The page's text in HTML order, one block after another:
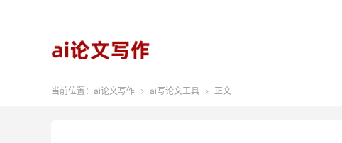
当前位置： ai论文写作  ai写论文工具  正文